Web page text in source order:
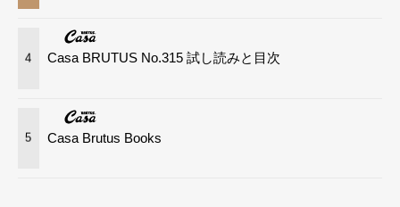
4 Casa BRUTUS No.315 試し読みと目次
5 Casa Brutus Books